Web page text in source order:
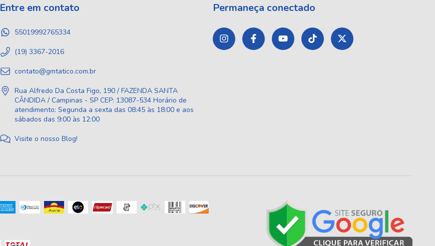
Entre em contato
55019992765334
(19) 3367-2016
contato@gmtatico.com.br
Rua Alfredo Da Costa Figo, 190 / FAZENDA SANTA
CÂNDIDA / Campinas - SP CEP: 13087-534 Horário de
atendimento: Segunda a sexta das 08:45 às 18:00 e aos
sábados das 9:00 às 12:00
Visite o nosso Blog!
Permaneça conectado